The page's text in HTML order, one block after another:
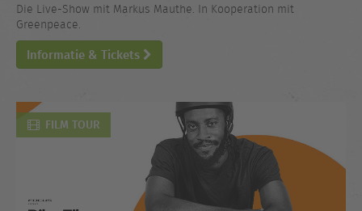
Die Live-Show mit Markus Mauthe. In Kooperation mit
Greenpeace.
Informatie & Tickets
FILM TOUR